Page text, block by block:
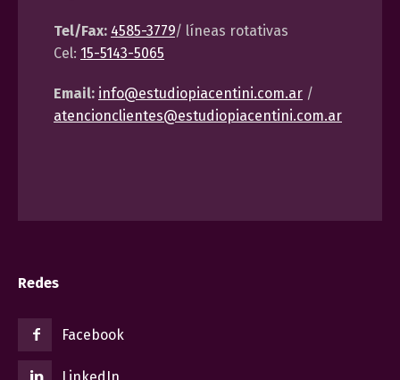
Tel/Fax: 4585-3779/ líneas rotativas
Cel: 15-5143-5065
Email: info@estudiopiacentini.com.ar /
atencionclientes@estudiopiacentini.com.ar
Redes
Facebook